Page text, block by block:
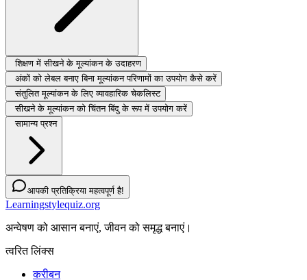
शिक्षण में सीखने के मूल्यांकन के उदाहरण
अंकों को लेबल बनाए बिना मूल्यांकन परिणामों का उपयोग कैसे करें
संतुलित मूल्यांकन के लिए व्यावहारिक चेकलिस्ट
सीखने के मूल्यांकन को चिंतन बिंदु के रूप में उपयोग करें
सामान्य प्रश्न
आपकी प्रतिक्रिया महत्वपूर्ण है!
Learningstylequiz.org
अन्वेषण को आसान बनाएं, जीवन को समृद्ध बनाएं।
त्वरित लिंक्स
करीबन